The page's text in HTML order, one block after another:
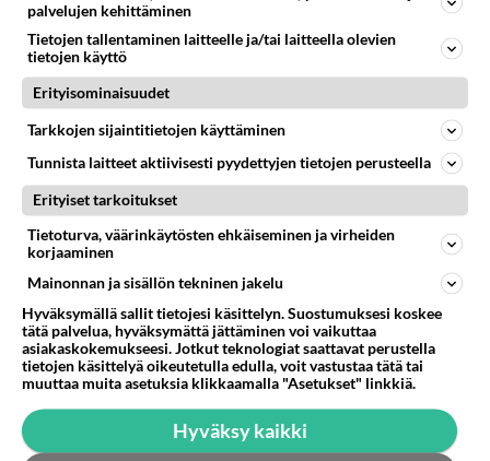
08.08.2026 19:19
Aina vaan mietin sua
Miksen saa sinua mielestäni pois
08.08.2026 17:08
Ikävä
Käviskö tällainen suhde
Tutustutaan, fyysistä kontaktia, mutta ensijaisesti tarkoituksena ei ole aloittaa mitään virallista tai rikkoa mitään? E
09.08.2026 17:40
66
Raiskausyritys
09.08.2026 14:22
Kajaani
39
732
Vetovoima
Onko välillänne suuri vetovoima ja miten se ilmenee? Onko siitä haittaa?
08.08.2026 14:24
Ikävä
Nainen. Onko meissä
Sinusta jotain samaa? Näköä tai luonteenpiirteitä? Utelias
48
714
palvelujen kehittäminen
Tietojen tallentaminen laitteelle ja/tai laitteella olevien
tietojen käyttö
Erityisominaisuudet
Tarkkojen sijaintitietojen käyttäminen
Tunnista laitteet aktiivisesti pyydettyjen tietojen perusteella
Erityiset tarkoitukset
Tietoturva, väärinkäytösten ehkäiseminen ja virheiden
korjaaminen
Mainonnan ja sisällön tekninen jakelu
Hyväksymällä sallit tietojesi käsittelyn. Suostumuksesi koskee
tätä palvelua, hyväksymättä jättäminen voi vaikuttaa
asiakaskokemukseesi. Jotkut teknologiat saattavat perustella
tietojen käsittelyä oikeutetulla edulla, voit vastustaa tätä tai
muuttaa muita asetuksia klikkaamalla "Asetukset" linkkiä.
Hyväksy kaikki